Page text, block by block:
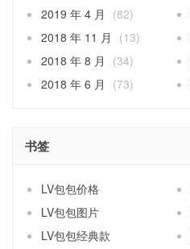
2019 年 4 月
(82)
2018 年 11 月
(13)
2018 年 8 月
(34)
2018 年 6 月
(73)
书签
LV包包价格
LV包包图片
LV包包经典款